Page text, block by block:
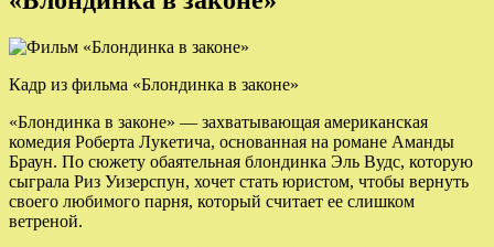
Кадр из фильма «Блондинка в законе»
«Блондинка в законе» — захватывающая американская
комедия Роберта Лукетича, основанная на романе Аманды
Браун. По сюжету обаятельная блондинка Эль Вудс, которую
сыграла Риз Уизерспун, хочет стать юристом, чтобы вернуть
своего любимого парня, который считает ее слишком
ветреной.